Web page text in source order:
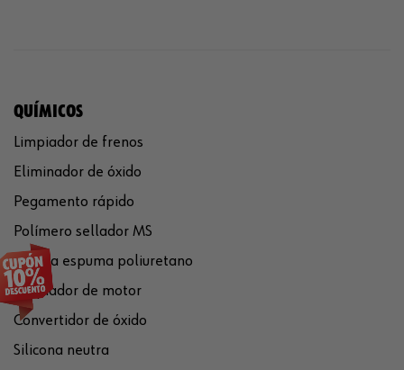
QUÍMICOS
Limpiador de frenos
Eliminador de óxido
Pegamento rápido
Polímero sellador MS
Pistola espuma poliuretano
Limpiador de motor
Convertidor de óxido
Silicona neutra